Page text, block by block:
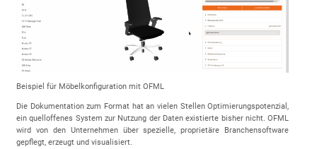
Beispiel für Möbelkonfiguration mit OFML
Die Dokumentation zum Format hat an vielen Stellen Optimierungspotenzial,
ein quelloffenes System zur Nutzung der Daten existierte bisher nicht. OFML
wird von den Unternehmen über spezielle, proprietäre Branchensoftware
gepflegt, erzeugt und visualisiert.